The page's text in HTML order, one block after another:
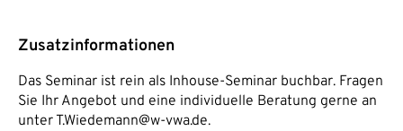
Zusatzinformationen
Das Seminar ist rein als Inhouse-Seminar buchbar. Fragen
Sie Ihr Angebot und eine individuelle Beratung gerne an
unter T.Wiedemann@w-vwa.de.